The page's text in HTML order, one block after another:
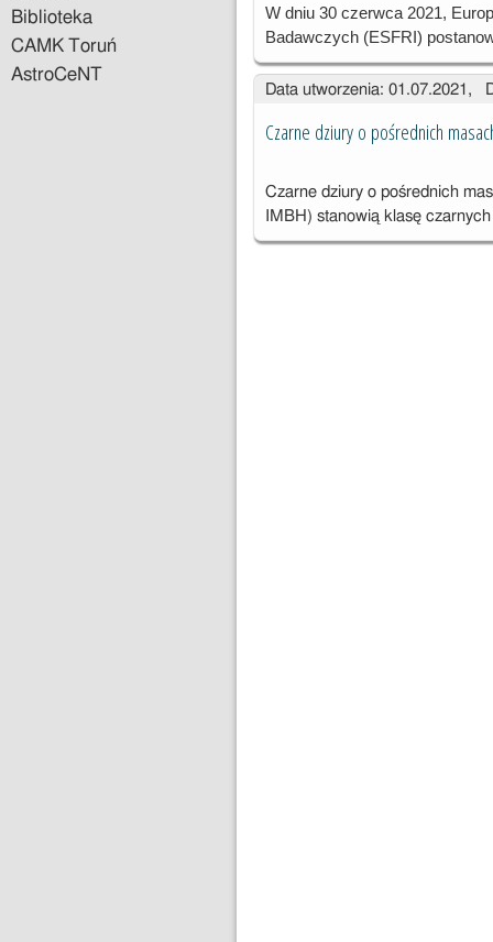
Biblioteka
CAMK Toruń
AstroCeNT
W dniu 30 czerwca 2021,
Badawczych (ESFRI)
Data utworzenia: 01.07.2021,
Czarne dziury o pośrednich
Czarne dziury o pośrednich
IMBH) stanowią klasę